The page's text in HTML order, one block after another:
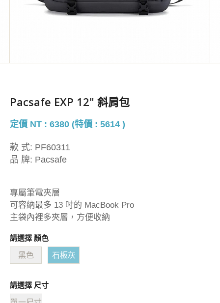
Pacsafe EXP 12" 斜肩包
定價 NT : 6380 (特價 : 5614 )
款 式: PF60311
品 牌: Pacsafe
專屬筆電夾層
可容納最多 13 吋的 MacBook Pro
主袋內裡多夾層，方便收納
請選擇 顏色
黑色 石板灰
請選擇 尺寸